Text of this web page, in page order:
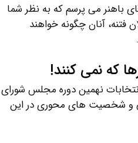
باهنر می پرسم که به نظر شما
فتنه، آنان چگونه خواهند
که نمی کنند!
فتنه 88 با نزدیک شدن به انتخابات نهمین دوره مجلس شورای
و شخصیت های محوری در این